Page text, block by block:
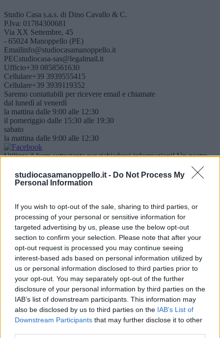
studiocasamanoppello.it - Do Not Process My
Personal Information
If you wish to opt-out of the sale, sharing to third parties, or
processing of your personal or sensitive information for
targeted advertising by us, please use the below opt-out
section to confirm your selection. Please note that after your
opt-out request is processed you may continue seeing
interest-based ads based on personal information utilized by
us or personal information disclosed to third parties prior to
your opt-out. You may separately opt-out of the further
disclosure of your personal information by third parties on the
IAB’s list of downstream participants. This information may
also be disclosed by us to third parties on the IAB’s List of
Downstream Participants that may further disclose it to other
Studio Casa s.a.s. di Dino Cavallo & C.
P.Iva: 01784300681
Via XX Settembre, 45
- 65024 Manoppello (PE)
Emailinfo@studiocasamanoppello.it
PECstudiocasa-sas@legalmail.it
Ufficio+39 0858561630
Cellulare+39 3939555415
Cellulare+39 3939119352
Saremo contattabili per ricevere email e chiamate
dal lunedì al venerdì
la mattina dalle 9:00 alle 12:30
il pomeriggio dalle 15:30 alle 19:30
sabato
la mattina dalle 9:00 alle 12:30
Utilizza il form sottostante per richiederci informazioni! Un nostro
Nominativo
Telefono
Oggetto
Testo
Dichiaro di aver accettato le condizioni indicate nella
normativa
sulla privacy
Accetto
Presto specifico consenso opzionale al trattamento dei miei dati
personali per le finalità di marketing diretto.
Accetto